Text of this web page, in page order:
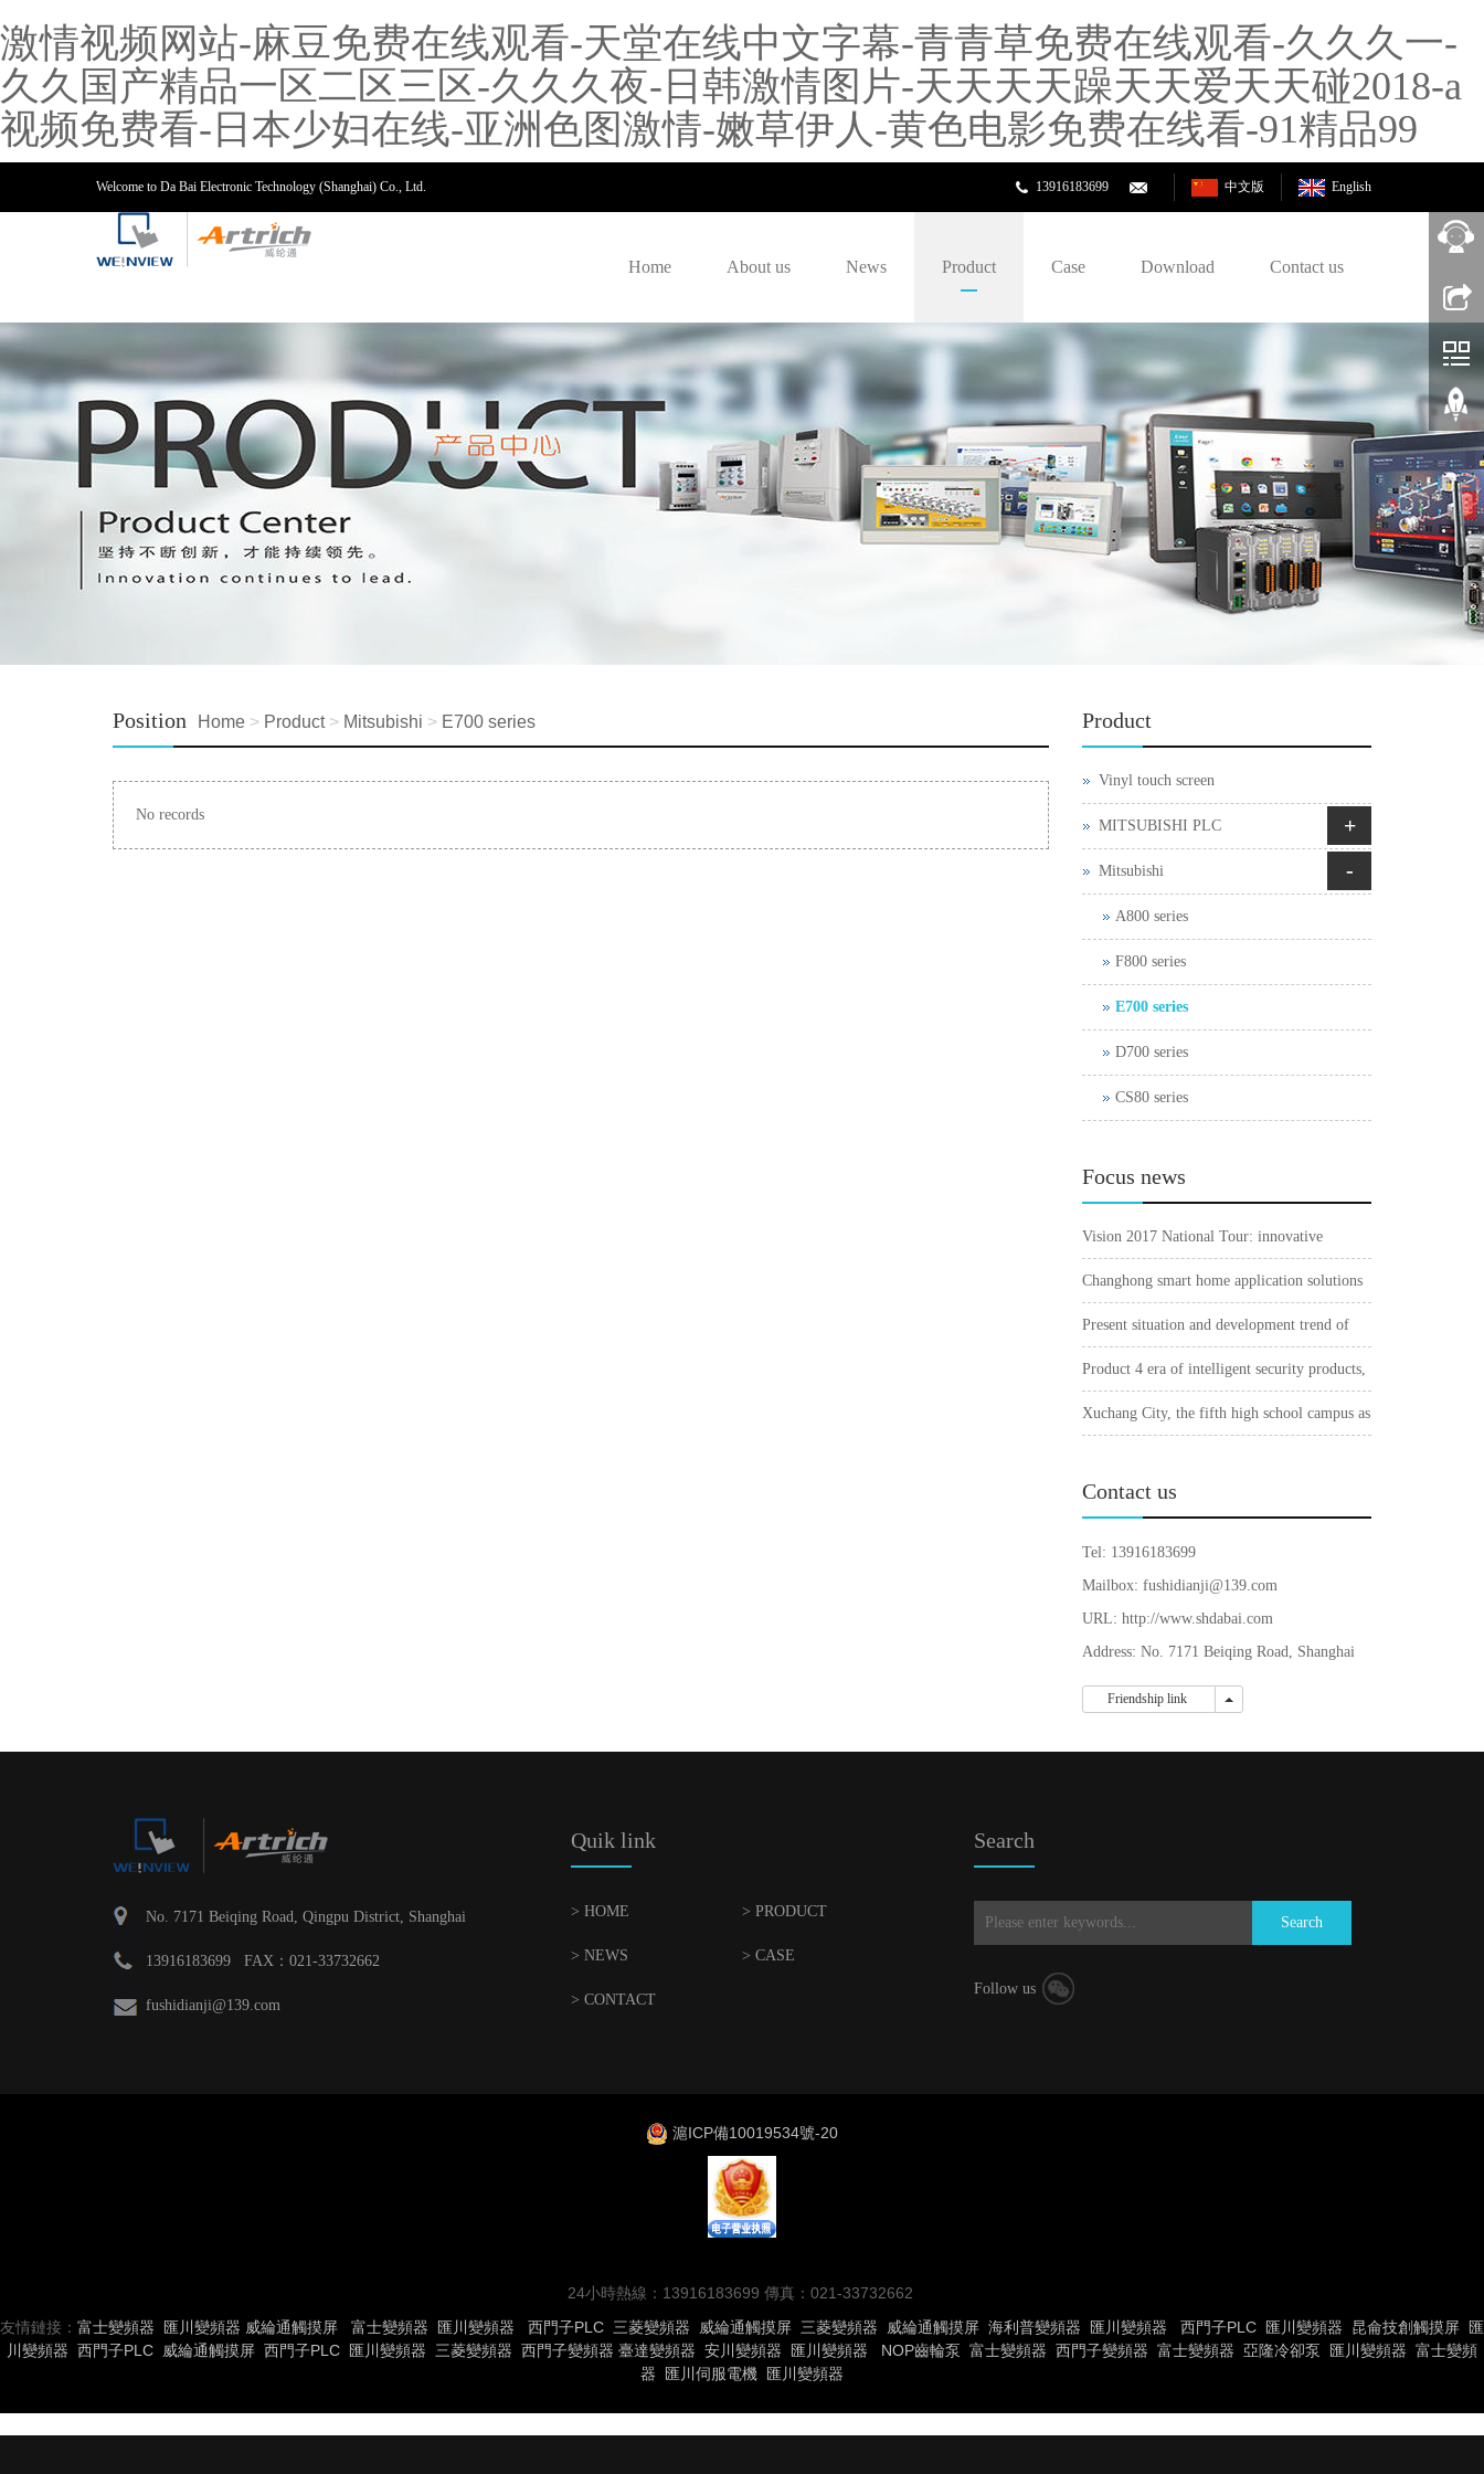
激情视频网站-麻豆免费在线观看-天堂在线中文字幕-青青草免费在线观看-久久久一-
久久国产精品一区二区三区-久久久夜-日韩激情图片-天天天天躁天天爱天天碰2018-a
视频免费看-日本少妇在线-亚洲色图激情-嫩草伊人-黄色电影免费在线看-91精品99
Welcome to Da Bai Electronic Technology (Shanghai) Co., Ltd. English
中文版
13916183699
Home About us News Product Case Download Contact us
Position Home > Product> Mitsubishi > E700 series
No records
Product
Vinyl touch screen
MITSUBISHI PLC +
Mitsubishi -
A800 series
F800 series
E700 series
D700 series
CS80 series
Focus news
Vision 2017 National Tour: innovative
architecture safe and sustainable
Changhong smart home application solutions
act tough and talk soft watch user pain points"
Present situation and development trend of
Urban Intelligent Transportation
Product 4 era of intelligent security products,
what to think about?
Xuchang City, the fifth high school campus as
Contact us
Tel: 13916183699
Mailbox: fushidianji@139.com
URL: http://www.shdabai.com
Address: No. 7171 Beiqing Road, Shanghai
Friendship link Friendship link
No. 7171 Beiqing Road, Qingpu District, Shanghai
13916183699 FAX：021-33732662
fushidianji@139.com
Quik link
> HOME > PRODUCT
> NEWS > CASE
> CONTACT
Search
Search
Follow us
滬ICP備10019534號-20
24小時熱線：13916183699 傳真：021-33732662
友情鏈接： 富士變頻器 匯川變頻器 威綸通觸摸屏 富士變頻器 匯川變頻器 西門子PLC 三菱變頻器 威綸通觸摸屏 三菱變頻器 威綸通觸摸屏 海利普變頻器 匯川變頻器 西門子PLC 匯川變頻器 昆侖技創觸摸屏
匯
川變頻器 西門子PLC 威綸通觸摸屏 西門子PLC 匯川變頻器 三菱變頻器 西門子變頻器 臺達變頻器 安川變頻器 匯川變頻器 NOP齒輪泵 富士變頻器 西門子變頻器 富士變頻器 亞隆冷卻泵 匯川變頻器 富士變頻
器
匯川伺服電機 匯川變頻器